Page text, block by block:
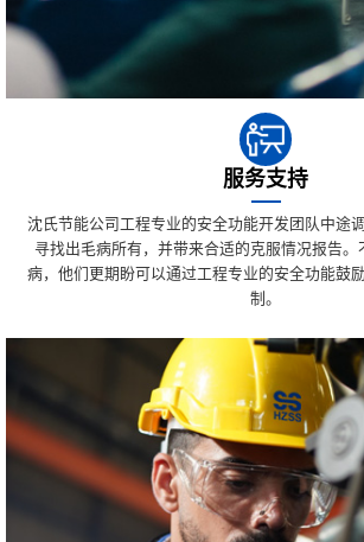
服务支持
沈氏节能公司工程专业的安全功能开发团队中途
寻找出毛病所有，并带来合适的克服情况报告。
病，他们更期盼可以通过工程专业的安全功能鼓
制。